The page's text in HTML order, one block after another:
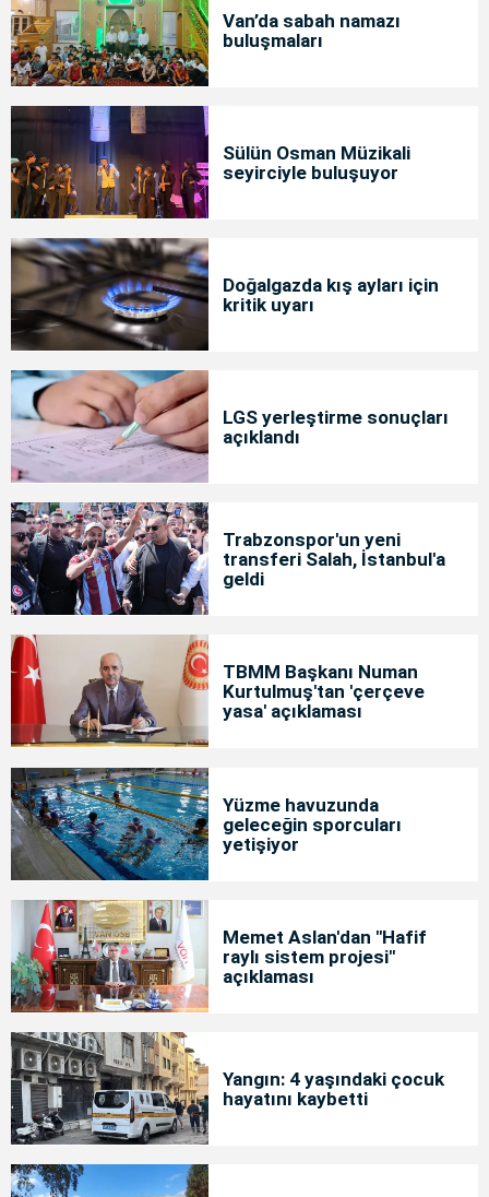
Van’da sabah namazı
buluşmaları
Sülün Osman Müzikali
seyirciyle buluşuyor
Doğalgazda kış ayları için
kritik uyarı
LGS yerleştirme sonuçları
açıklandı
Trabzonspor'un yeni
transferi Salah, İstanbul'a
geldi
TBMM Başkanı Numan
Kurtulmuş'tan 'çerçeve
yasa' açıklaması
Yüzme havuzunda
geleceğin sporcuları
yetişiyor
Memet Aslan'dan "Hafif
raylı sistem projesi"
açıklaması
Yangın: 4 yaşındaki çocuk
hayatını kaybetti